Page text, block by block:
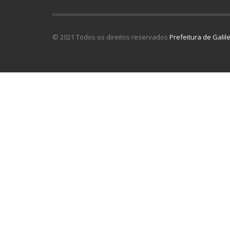
© 2021 Todos os direitos reservados Prefeitura de